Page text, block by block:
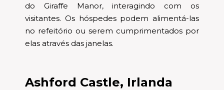
do Giraffe Manor, interagindo com os
visitantes. Os hóspedes podem alimentá-las
no refeitório ou serem cumprimentados por
elas através das janelas.
Ashford Castle, Irlanda